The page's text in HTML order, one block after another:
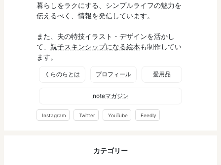
暮らしをラクにする、シンプルライフの魅力を
伝えるべく、情報を発信しています。
また、夫の特技イラスト・デザインを活かし
て、 親子スキンシップになる絵本も制作してい
ます。
くらのらとは プロフィール 愛用品
noteマガジン
Instagram Twitter YouTube Feedly
カテゴリー